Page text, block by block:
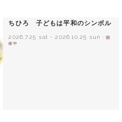
ちひろ 子どもは平和のシンボル
2026.7.25 sat -2026.10.25 sun
- 開
催中